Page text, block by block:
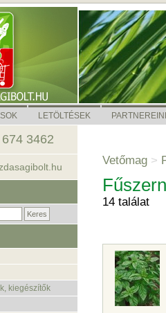
LETÖLTÉSEK
Vetőmag >
14 találat
3462
kiegészítők